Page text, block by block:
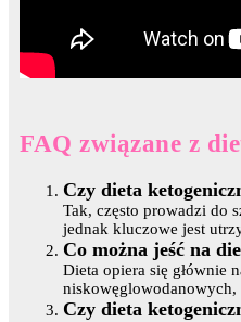
FAQ związane z
Czy dieta
Tak, często prowadzi do
jednak kluczowe jest
Co można jeść na
Dieta opiera się głównie
Czy dieta